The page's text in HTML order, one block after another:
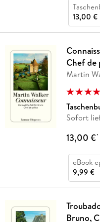
13,00 €
Chef de
Martin
Sofort
13,00 €*
eBook
9,99 €
Bruno,